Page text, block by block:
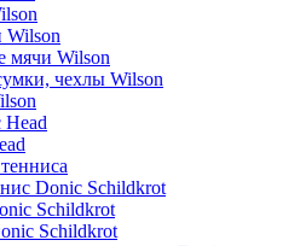
Wilson
мячи Wilson
чехлы Wilson
Donic Schildkrot
Schildkrot
Schildkrot